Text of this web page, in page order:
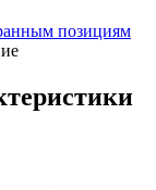
позициям